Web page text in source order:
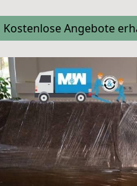
Kostenlose Angebote